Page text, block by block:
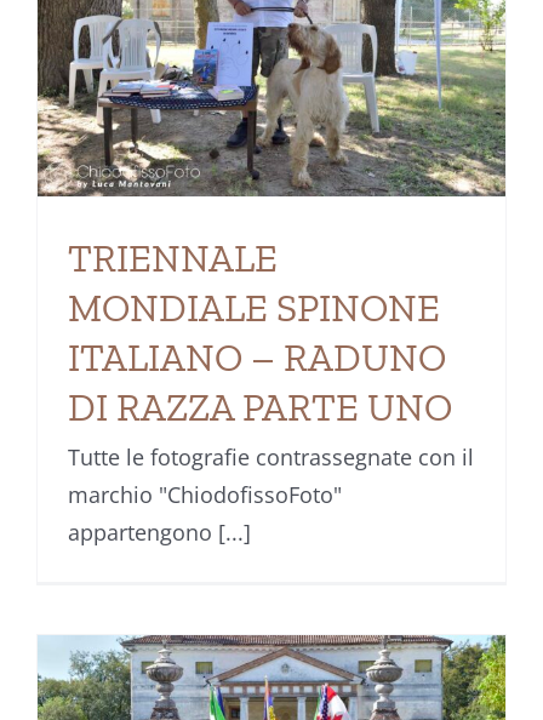
TRIENNALE
MONDIALE SPINONE
ITALIANO – RADUNO
DI RAZZA PARTE UNO
Tutte le fotografie contrassegnate con il
marchio "ChiodofissoFoto"
appartengono [...]